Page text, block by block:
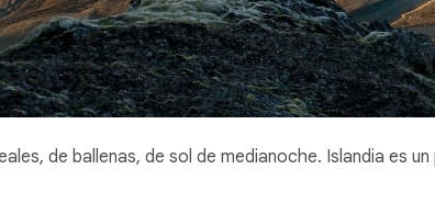
de ballenas, de sol de medianoche. Islandia es